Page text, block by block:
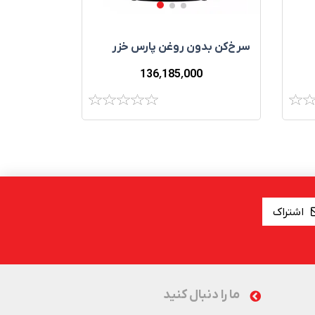
سرخ‌کن بدون روغن پارس خزر
136٬185٬000
اشتراک
ما را دنبال کنید